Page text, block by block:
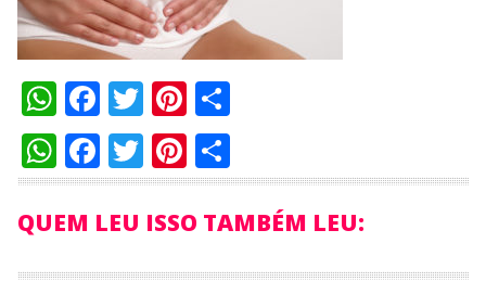
WhatsApp
Facebook
Twitter
Pinterest
Compartilhar
WhatsApp
Facebook
Twitter
Pinterest
Compartilhar
QUEM LEU ISSO TAMBÉM LEU: